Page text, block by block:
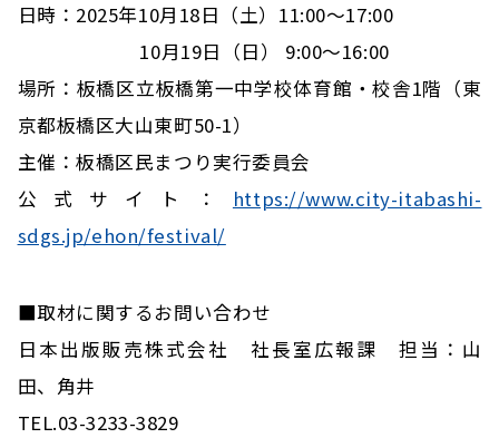
日時：2025年10月18日（土）11:00～17:00
10月19日（日） 9:00～16:00
場所：板橋区立板橋第一中学校体育館・校舎1階（東
京都板橋区大山東町50-1）
主催：板橋区民まつり実行委員会
公式サイト： https://www.city-itabashi-
sdgs.jp/ehon/festival/
■取材に関するお問い合わせ
日本出版販売株式会社 社長室広報課 担当：山
田、角井
TEL.03-3233-3829